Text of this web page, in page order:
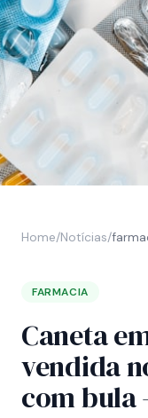
Home/Notícias/
FARMACIA
Caneta
vendida
com bula